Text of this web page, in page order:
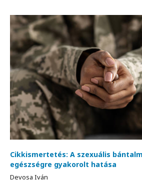
Cikkismertetés: A szexuális
egészségre gyakorolt hatása
Devosa Iván